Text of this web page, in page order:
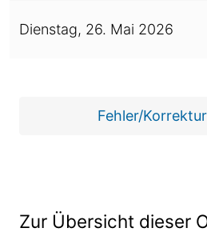
Dienstag, 26. Mai 2026
Fehler/
Zur Übersicht dieser